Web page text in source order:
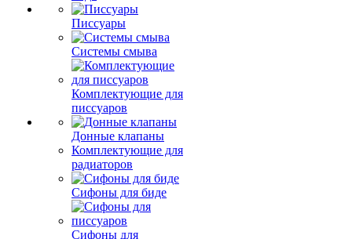
Писсуары
Системы смыва
Комплектующие для
писсуаров
Донные клапаны
Комплектующие для
радиаторов
Сифоны для биде
Сифоны для